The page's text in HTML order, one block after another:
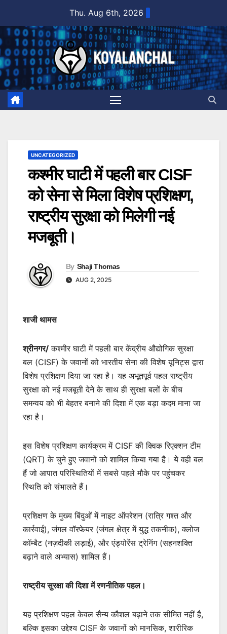
content
Thu. Aug 6th, 2026
UNCATEGORIZED
कश्मीर घाटी में पहली बार CISF
को सेना से मिला विशेष प्रशिक्षण,
राष्ट्रीय सुरक्षा को मिलेगी नई
मजबूती।
By Shaji Thomas
AUG 2, 2025
शाजी थामस
श्रीनगर/ कश्मीर घाटी में पहली बार केंद्रीय औद्योगिक सुरक्षा
बल (CISF) के जवानों को भारतीय सेना की विशेष यूनिट्स द्वारा
विशेष प्रशिक्षण दिया जा रहा है। यह अभूतपूर्व पहल राष्ट्रीय
सुरक्षा को नई मजबूती देने के साथ ही सुरक्षा बलों के बीच
समन्वय को भी बेहतर बनाने की दिशा में एक बड़ा कदम माना जा
रहा है।
इस विशेष प्रशिक्षण कार्यक्रम में CISF की क्विक रिएक्शन टीम
(QRT) के चुने हुए जवानों को शामिल किया गया है। ये वही बल
हैं जो आपात परिस्थितियों में सबसे पहले मौके पर पहुंचकर
स्थिति को संभालते हैं।
प्रशिक्षण के मुख्य बिंदुओं में नाइट ऑपरेशन (रात्रि गश्त और
कार्रवाई), जंगल वॉरफेयर (जंगल क्षेत्र में युद्ध तकनीक), क्लोज
कॉम्बैट (नज़दीकी लड़ाई), और एंड्योरेंस ट्रेनिंग (सहनशक्ति
बढ़ाने वाले अभ्यास) शामिल हैं।
राष्ट्रीय सुरक्षा की दिशा में रणनीतिक पहल।
यह प्रशिक्षण पहल केवल सैन्य कौशल बढ़ाने तक सीमित नहीं है,
बल्कि इसका उद्देश्य CISF के जवानों को मानसिक, शारीरिक